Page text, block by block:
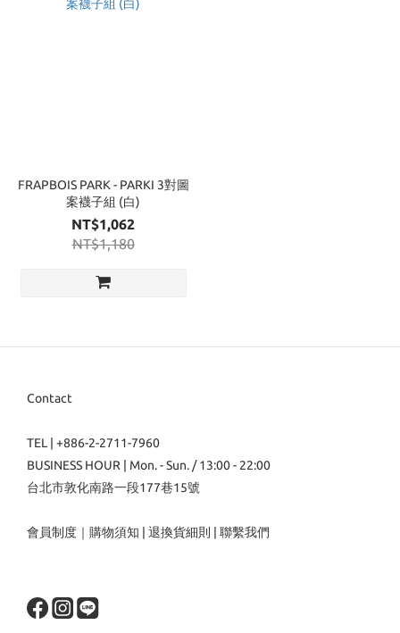
FRAPBOIS PARK - PARKI 3對圖
案襪子組 (白)
NT$1,062
NT$1,180
Contact
TEL | +886-2-2711-7960
BUSINESS HOUR | Mon. - Sun. / 13:00 - 22:00
台北市敦化南路一段177巷15號
會員制度 ｜ 購物須知 退換貨細則 聯繫我們